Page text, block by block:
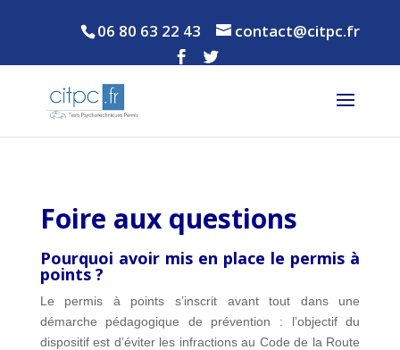
06 80 63 22 43 contact@citpc.fr
Foire aux questions
Pourquoi avoir mis en place le permis à
points ?
Le permis à points s’inscrit avant tout dans une
démarche pédagogique de prévention : l’objectif du
dispositif est d’éviter les infractions au Code de la Route